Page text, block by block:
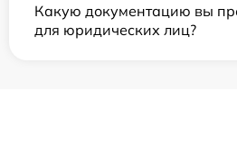
Какую документацию вы
для юридических лиц?